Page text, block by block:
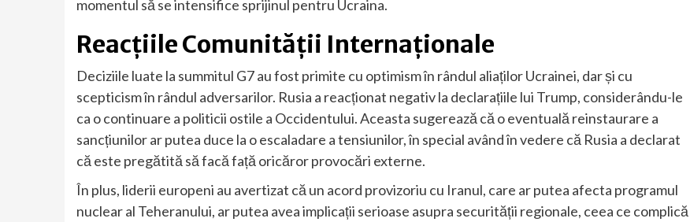
momentul să se intensifice sprijinul pentru Ucraina.
Reacțiile Comunității Internaționale
Deciziile luate la summitul G7 au fost primite cu optimism în rândul aliaților Ucrainei, dar și cu
scepticism în rândul adversarilor. Rusia a reacționat negativ la declarațiile lui Trump, considerându-le
ca o continuare a politicii ostile a Occidentului. Aceasta sugerează că o eventuală reinstaurare a
sancțiunilor ar putea duce la o escaladare a tensiunilor, în special având în vedere că Rusia a declarat
că este pregătită să facă față oricăror provocări externe.
În plus, liderii europeni au avertizat că un acord provizoriu cu Iranul, care ar putea afecta programul
nuclear al Teheranului, ar putea avea implicații serioase asupra securității regionale, ceea ce complică